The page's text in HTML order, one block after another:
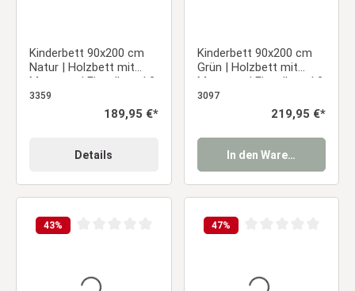
Kinderbett 90x200 cm
Natur | Holzbett mit
Matratze | Einzelbett | 2
Bettkästen |
Rausfallschutz
3359
Regulärer Preis:
189,95 €*
Details
Kinderbett 90x200 cm
Grün | Holzbett mit
Matratze | Einzelbett | 2
Bettkästen |
Rausfallschutz
3097
Regulärer Preis:
219,95 €*
In den Warenkorb
43% 47%